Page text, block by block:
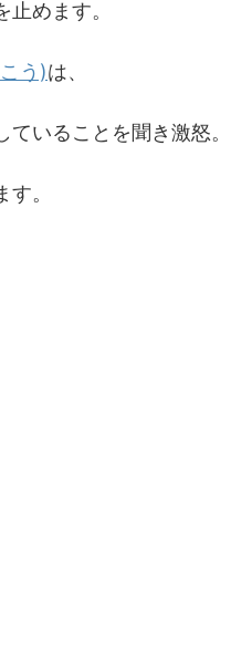
めます。
う)は、
いることを聞き激怒。
。